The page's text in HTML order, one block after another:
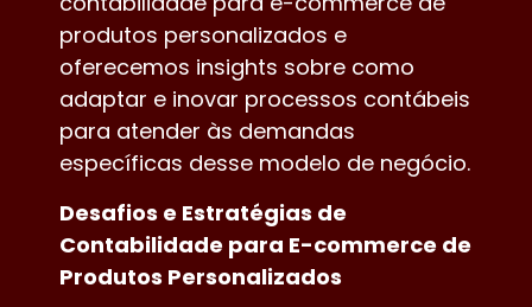
produtos personalizados e
oferecemos insights sobre como
adaptar e inovar processos contábeis
para atender às demandas
específicas desse modelo de negócio.
Desafios e Estratégias de
Contabilidade para E-commerce de
Produtos Personalizados